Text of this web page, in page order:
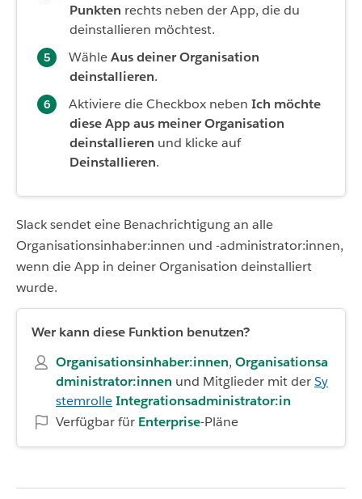
Punkten rechts neben der App, die du
deinstallieren möchtest.
WähleAus deiner Organisation
deinstallieren.
Aktiviere die Checkbox neben Ich möchte
diese App aus meiner Organisation
deinstallieren und klicke auf
Deinstallieren.
Slack sendet eine Benachrichtigung an alle
Organisationsinhaber:innen und -administrator:innen,
wenn die App in deiner Organisation deinstalliert
wurde.
Wer kann diese Funktion benutzen?
Organisationsinhaber:innen, Organisationsa
dministrator:innen und Mitglieder mit derSy
stemrolleIntegrationsadministrator:in
Verfügbar für Enterprise-Pläne